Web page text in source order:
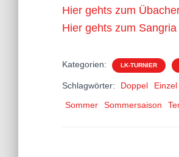
Hier gehts zum
Hier gehts zum
Kategorien: LK-TURNIER
Schlagwörter: Doppel Einzel
Sommer
Sommersaison